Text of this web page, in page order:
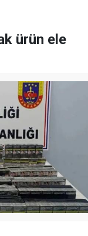
ürün ele